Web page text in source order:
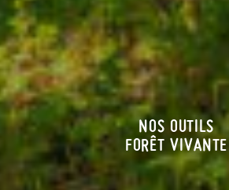
NOS OUTILS
FORÊT VIVANTE